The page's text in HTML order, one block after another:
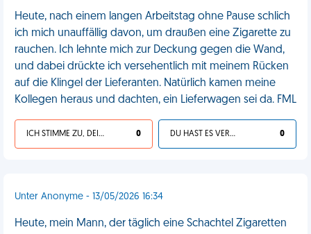
Heute, nach einem langen Arbeitstag ohne Pause schlich
ich mich unauffällig davon, um draußen eine Zigarette zu
rauchen. Ich lehnte mich zur Deckung gegen die Wand,
und dabei drückte ich versehentlich mit meinem Rücken
auf die Klingel der Lieferanten. Natürlich kamen meine
Kollegen heraus und dachten, ein Lieferwagen sei da. FML
ICH STIMME ZU, DEIN LEBEN IST SCHEISSE 0 DU HAST ES VERDIENT 0
Unter Anonyme - 13/05/2026 16:34
Heute, mein Mann, der täglich eine Schachtel Zigaretten